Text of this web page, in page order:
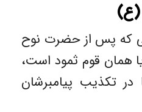
که پس از حضرت نوح
همان قوم ثمود است،
در تکذیب پیامبرشان